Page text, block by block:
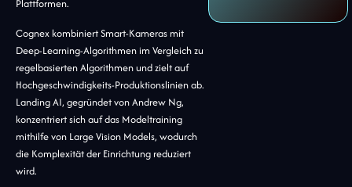
Plattformen.
Cognex kombiniert Smart-Kameras mit
Deep-Learning-Algorithmen im Vergleich zu
regelbasierten Algorithmen und zielt auf
Hochgeschwindigkeits-Produktionslinien ab.
Landing AI, gegründet von Andrew Ng,
konzentriert sich auf das Modeltraining
mithilfe von Large Vision Models, wodurch
die Komplexität der Einrichtung reduziert
wird.